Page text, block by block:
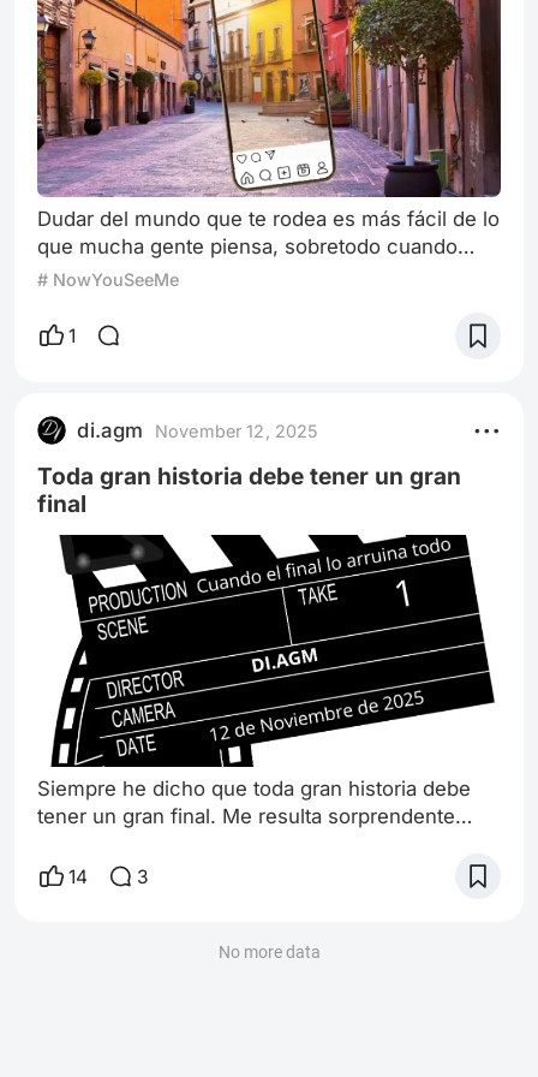
Dudar del mundo que te rodea es más fácil de lo
que mucha gente piensa, sobretodo cuando
conoces diferentes mundos. No en vano dice el
de las historias, en cualquiera de sus formatos,
aunque tal vez debería, este no es un texto
explorando ideas fantásticas de si es
# NowYouSeeMe
1
di.agm November 12, 2025
Toda gran historia debe tener un gran
final
Siempre he dicho que toda gran historia debe
tener un gran final. Me resulta sorprendente
aceptar esto, pueden encontrar la idea incluso
final. Reales, ficticias, fantásticas, históricas,
14 3
No more data